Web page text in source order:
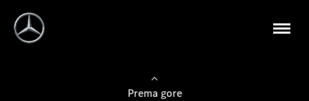
Prema gore